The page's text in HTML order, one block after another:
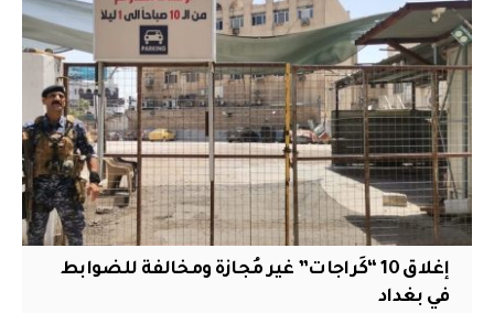
إغلاق 10 “كَراجات” غير مُجازة ومخالفة للضوابط
في بغداد